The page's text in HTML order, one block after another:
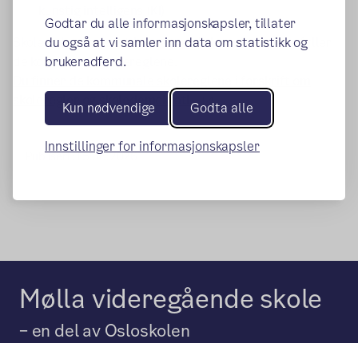
Godtar du alle informasjonskapsler, tillater
du også at vi samler inn data om statistikk og
brukeradferd.
Kun nødvendige Godta alle
Innstillinger for informasjonskapsler
Skolene kan fortsatt lage egne skoleregler som utfyller
de kommunale skolereglene.
skoleregler og skoledemokrati.
(ekstern lenke)
Publisert:15.06.2026
Mølla videregående skole
– en del av Osloskolen